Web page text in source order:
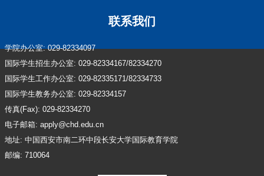
联系我们
学院办公室: 029-82334097
国际学生招生办公室: 029-82334167/82334270
国际学生工作办公室: 029-82335171/82334733
国际学生教务办公室: 029-82334157
传真(Fax): 029-82334270
电子邮箱: apply@chd.edu.cn
地址: 中国西安市南二环中段长安大学国际教育学院
邮编: 710064